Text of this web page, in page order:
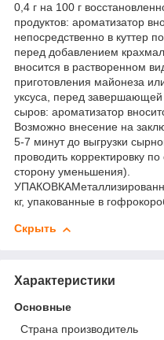
0,4 г на 100 г
продуктов: ароматизатор
непосредственно в куттер
перед добавлением
вносится в растворенном
приготовления майонеза
уксуса, перед
сыров: ароматизатор
Возможно внесение на
5-7 минут до выгрузки
проводить корректировку
сторону уменьшения).
кг, упакованные в
Скрыть
Характеристики
Основные
Страна производитель